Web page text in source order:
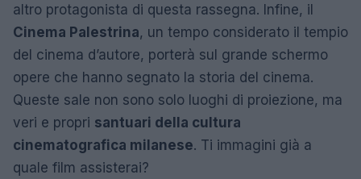
altro protagonista di questa rassegna. Infine, il
Cinema Palestrina, un tempo considerato il tempio
del cinema d’autore, porterà sul grande schermo
opere che hanno segnato la storia del cinema.
Queste sale non sono solo luoghi di proiezione, ma
veri e propri santuari della cultura
cinematografica milanese. Ti immagini già a
quale film assisterai?